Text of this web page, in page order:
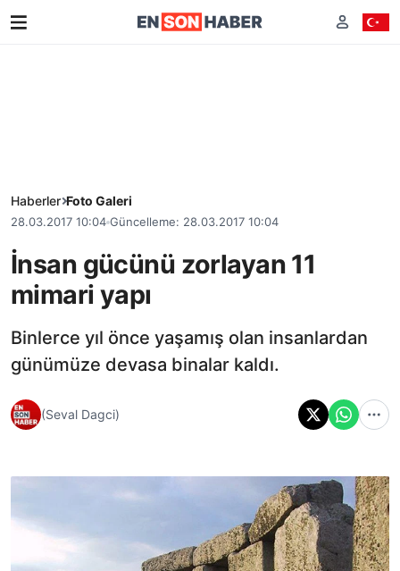
Haberler Foto Galeri
28.03.2017 10:04 Güncelleme: 28.03.2017 10:04
İnsan gücünü zorlayan 11
mimari yapı
Binlerce yıl önce yaşamış olan insanlardan
günümüze devasa binalar kaldı.
(Seval Dagci)